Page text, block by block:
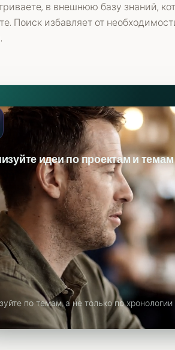
в внешнюю базу знаний,
Поиск избавляет от
идеи по проектам и темам
по темам, а не только по хронологии